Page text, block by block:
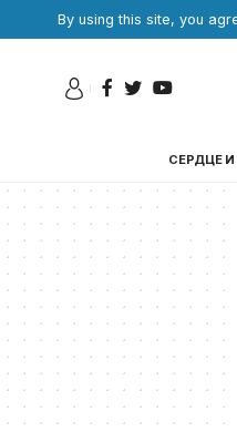
By using this site, you
СЕРДЦЕ